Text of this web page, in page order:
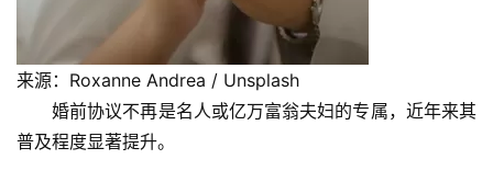
来源：Roxanne Andrea / Unsplash
婚前协议不再是名人或亿万富翁夫妇的专属，近年来其
普及程度显著提升。